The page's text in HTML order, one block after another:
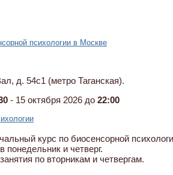
психологии в Москве
д. 54с1 (метро Таганская).
- 15 октября 2026 до 22:00
курс по биосенсорной
понедельник и четверг.
по вторникам и четвергам.